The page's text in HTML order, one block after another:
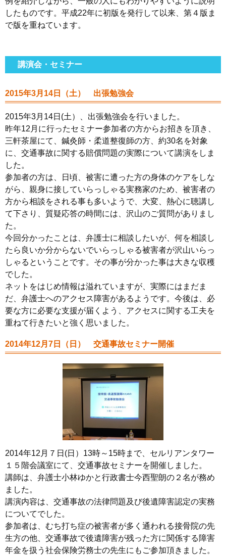
したものです。平成22年に初版を発行して以来、第４版ま
で版を重ねています。
講演会・セミナー
2015年3月14日（土） 出張勉強会
2015年3月14日(土）、出張勉強会を行いました。
昨年12月に行ったセミナー参加者の方からお招きを頂き、
三軒茶屋にて、鍼灸師・柔道整復師の方、約30名を対象
に、交通事故に関する賠償問題の実際について講演をしま
した。
参加者の方は、日頃、被害に遭った方の身体のケアをしな
がら、親身に接していらっしゃる実務家のため、被害者の
方から相談をされる事も多いようで、大変、熱心に聴講し
て下さり、質疑応答の時間には、沢山のご質問がありまし
た。
今回分かったことは、弁護士に相談したいが、何を相談し
たら良いか分からないでいらっしゃる被害者が沢山いらっ
しゃるということです。その事が分かった事は大きな収穫
でした。
ネットをはじめ情報は溢れていますが、実際にはまだま
だ、弁護士へのアクセス障害があるようです。今後は、必
要な方に必要な支援が届くよう、アクセスに関する工夫を
重ねて行きたいと強く思いました。
2014年12月7日（日） 交通事故セミナー開催
2014年12月７日(日）13時～15時まで、セルリアンタワー
１５階会議室にて、交通事故セミナーを開催しました。
講師は、弁護士小林ゆかと行政書士今西聖朗の２名が務め
ました。
講演内容は、交通事故の法律問題及び後遺障害認定の実務
についてでした。
参加者は、むち打ち症の被害者が多く通われる接骨院の先
生方の他、交通事故で後遺障害が残った方に関係する障害
年金を扱う社会保険労務士の先生にもご参加頂きました。